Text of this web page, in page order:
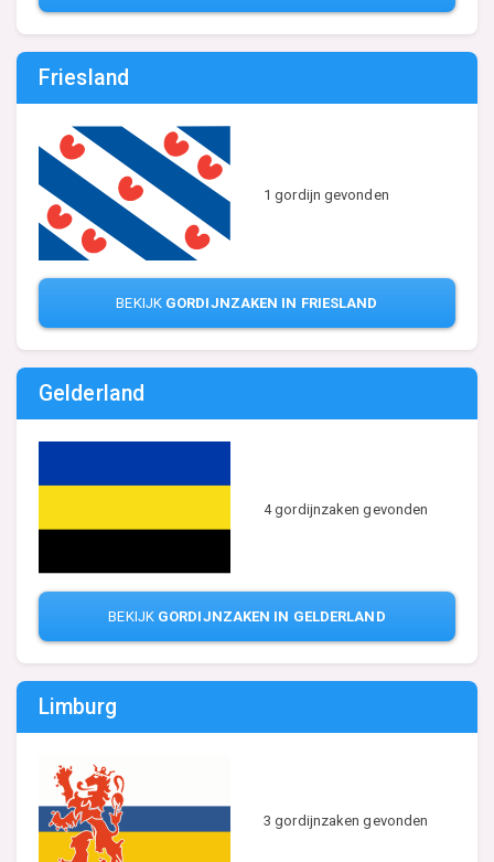
Friesland
1 gordijn gevonden
BEKIJK GORDIJNZAKEN IN FRIESLAND
Gelderland
4 gordijnzaken gevonden
BEKIJK GORDIJNZAKEN IN GELDERLAND
Limburg
3 gordijnzaken gevonden